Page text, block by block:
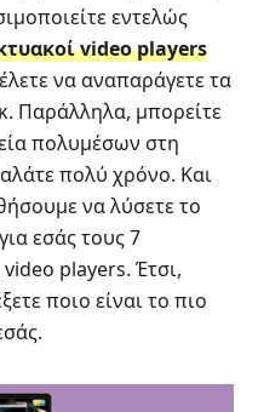
εντελώς
video players
να αναπαράγετε τα
Παράλληλα, μπορείτε
πολυμέσων στη
πολύ χρόνο. Και
να λύσετε το
εσάς τους 7
players. Έτσι,
ποιο είναι το πιο